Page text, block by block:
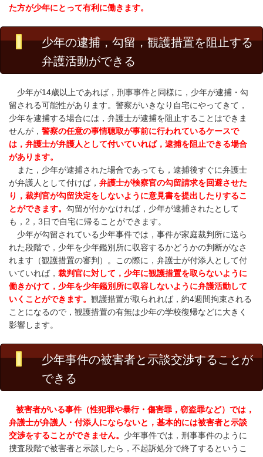
た方が少年にとって有利に働きます。
少年の逮捕，勾留，観護措置を阻止する
弁護活動ができる
少年が14歳以上であれば，刑事事件と同様に，少年が逮捕・勾
留される可能性があります。警察がいきなり自宅にやってきて，
少年を逮捕する場合には，弁護士が逮捕を阻止することはできま
せんが， 警察の任意の事情聴取が事前に行われているケースで
は，弁護士が弁護人として付いていれば，逮捕を阻止できる場合
があります。
また，少年が逮捕された場合であっても，逮捕後すぐに弁護士
が弁護人として付けば， 弁護士が検察官の勾留請求を回避させた
り，裁判官が勾留決定をしないように意見書を提出したりするこ
とができます。 勾留が付かなければ，少年が逮捕されたとして
も，2，3日で自宅に帰ることができます。
少年が勾留されている少年事件では，事件が家庭裁判所に送ら
れた段階で，少年を少年鑑別所に収容するかどうかの判断がなさ
れます（観護措置の審判）
。この際に，弁護士が付添人として付
いていれば， 裁判官に対して，少年に観護措置を取らないように
働きかけて，少年を少年鑑別所に収容しないように弁護活動して
いくことができます。 観護措置が取られれば，約4週間拘束される
ことになるので，観護措置の有無は少年の学校復帰などに大きく
影響します。
少年事件の被害者と示談交渉することが
できる
被害者がいる事件（性犯罪や暴行・傷害罪，窃盗罪など）では，
弁護士が弁護人・付添人にならないと，基本的には被害者と示談
交渉をすることができません。 少年事件では，刑事事件のように
捜査段階で被害者と示談したら，不起訴処分で終了するというこ